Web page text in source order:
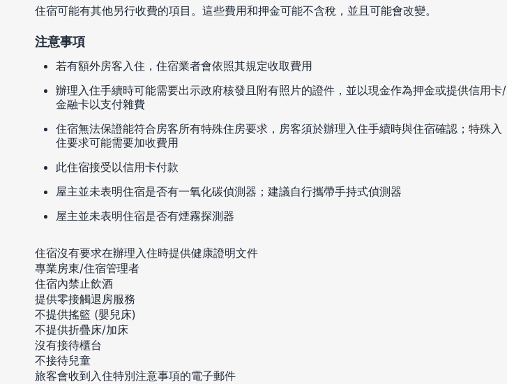
住宿可能有其他另行收費的項目。這些費用和押金可能不含稅，並且可能會改變。
注意事項
若有額外房客入住，住宿業者會依照其規定收取費用
辦理入住手續時可能需要出示政府核發且附有照片的證件，並以現金作為押金或提供信用卡/
金融卡以支付雜費
住宿無法保證能符合房客所有特殊住房要求，房客須於辦理入住手續時與住宿確認；特殊入
住要求可能需要加收費用
此住宿接受以信用卡付款
屋主並未表明住宿是否有一氧化碳偵測器；建議自行攜帶手持式偵測器
屋主並未表明住宿是否有煙霧探測器
住宿沒有要求在辦理入住時提供健康證明文件
專業房東/住宿管理者
住宿內禁止飲酒
提供零接觸退房服務
不提供搖籃 (嬰兒床)
不提供折疊床/加床
沒有接待櫃台
不接待兒童
旅客會收到入住特別注意事項的電子郵件